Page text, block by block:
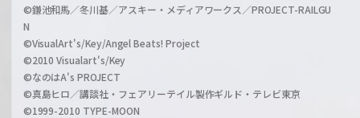
©鎌池和馬／冬川基／アスキー・メディアワークス／PROJECT-RAILGU
N
©VisualArt's/Key/Angel Beats! Project
©2010 Visualart's/Key
©なのはA's PROJECT
©真島ヒロ／講談社・フェアリーテイル製作ギルド・テレビ東京
©1999-2010 TYPE-MOON